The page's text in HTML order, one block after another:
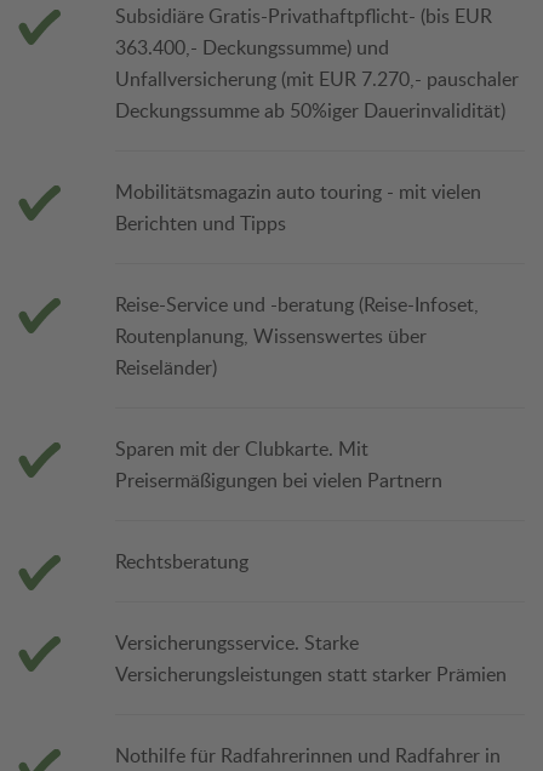
Subsidiäre Gratis-Privathaftpflicht- (bis EUR
363.400,- Deckungssumme) und
Unfallversicherung (mit EUR 7.270,- pauschaler
Deckungssumme ab 50%iger Dauerinvalidität)
Mobilitätsmagazin auto touring - mit vielen
Berichten und Tipps
Reise-Service und -beratung (Reise-Infoset,
Routenplanung, Wissenswertes über
Reiseländer)
Sparen mit der Clubkarte. Mit
Preisermäßigungen bei vielen Partnern
Rechtsberatung
Versicherungsservice. Starke
Versicherungsleistungen statt starker Prämien
Nothilfe für Radfahrerinnen und Radfahrer in